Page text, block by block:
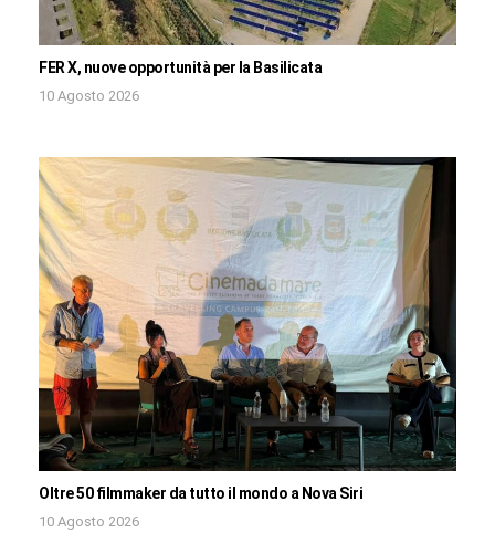
FER X, nuove opportunità per la Basilicata
10 Agosto 2026
Oltre 50 filmmaker da tutto il mondo a Nova Siri
10 Agosto 2026